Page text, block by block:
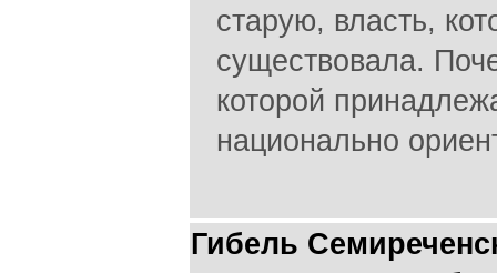
старую, власть,
существовала.
которой
национально
Гибель